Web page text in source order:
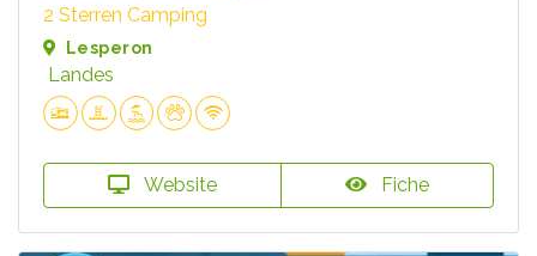
2 Sterren Camping
Lesperon
Landes
Website Fiche